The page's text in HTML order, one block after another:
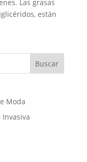
Las grasas
están
Moda